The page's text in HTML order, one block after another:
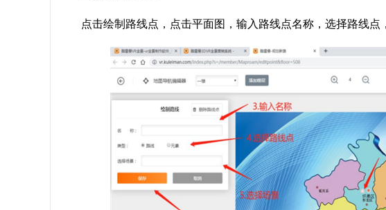
点击绘制路线点，点击平面图，输入路线点名称，选择路线点